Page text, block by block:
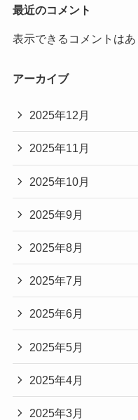
最近のコメント
表示できるコメントはあ
アーカイブ
2025年12月
2025年11月
2025年10月
2025年9月
2025年8月
2025年7月
2025年6月
2025年5月
2025年4月
2025年3月